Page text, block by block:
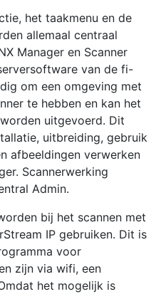
het taakmenu en de
allemaal centraal
Manager en Scanner
van de fi-
om een omgeving met
te hebben en kan het
uitgevoerd. Dit
uitbreiding, gebruik
afbeeldingen verwerken
Scannerwerking
Admin.
bij het scannen met
IP gebruiken. Dit is
voor
zijn via wifi, een
het mogelijk is